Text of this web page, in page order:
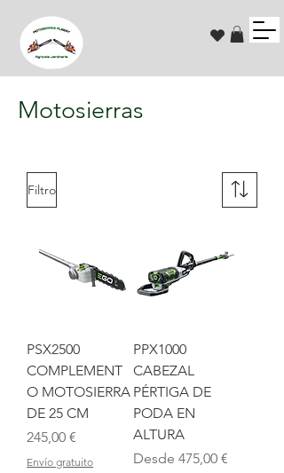
Motosierras
Filtro
PSX2500
COMPLEMENT
O MOTOSIERRA
DE 25 CM
Precio
245,00 €
Envío gratuito
PPX1000
CABEZAL
PÉRTIGA DE
PODA EN
ALTURA
Desde 475,00 €
Precio de oferta